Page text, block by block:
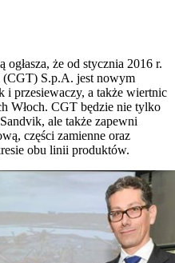
że od stycznia 2016 r.
(CGT) S.p.A. jest nowym
i przesiewaczy, a także wiertnic
Włoch. CGT będzie nie tylko
ale także zapewni
części zamienne oraz
obu linii produktów.